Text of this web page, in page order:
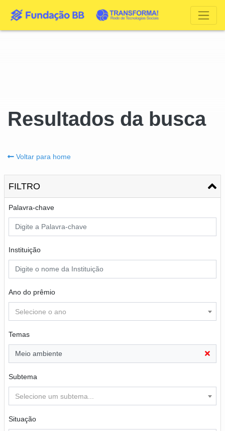
Resultados da busca
Voltar para home
FILTRO
Palavra-chave
Instituição
Ano do prêmio
Selecione o ano
Temas
Meio ambiente
Subtema
Selecione um subtema...
Situação